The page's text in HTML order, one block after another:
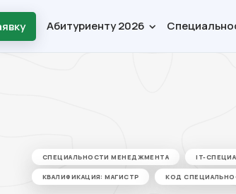
Абитуриенту 2026
СПЕЦИАЛЬНОСТИ МЕНЕДЖМЕНТА IT-
КВАЛИФИКАЦИЯ: МАГИСТР КОД